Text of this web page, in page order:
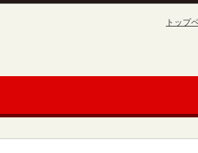
トップ